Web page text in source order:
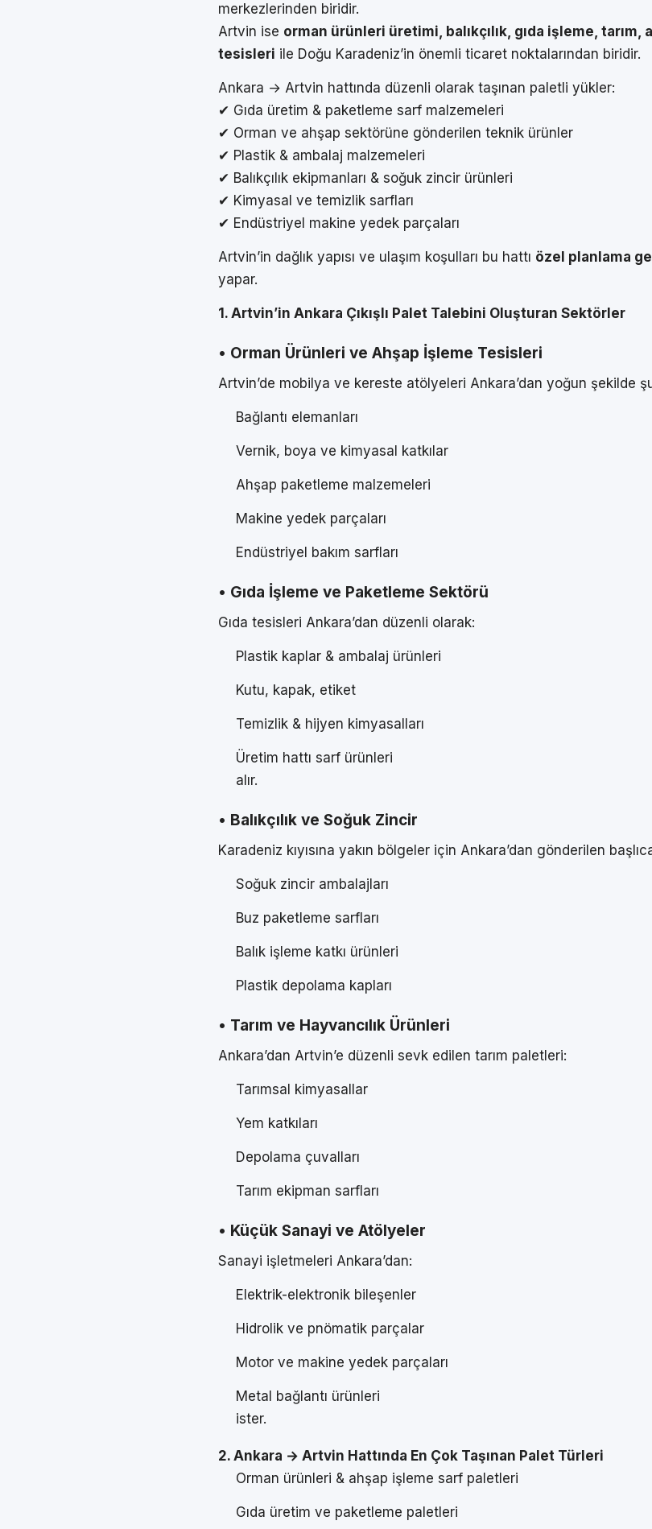
merkezlerinden biridir.
Artvin ise orman ürünleri üretimi, balıkçılık, gıda işleme,
tesisleri ile Doğu Karadeniz’in önemli ticaret noktalarından biridir.
Ankara → Artvin hattında düzenli olarak taşınan paletli yükler:
✔ Gıda üretim & paketleme sarf malzemeleri
✔ Orman ve ahşap sektörüne gönderilen teknik ürünler
✔ Plastik & ambalaj malzemeleri
✔ Balıkçılık ekipmanları & soğuk zincir ürünleri
✔ Kimyasal ve temizlik sarfları
✔ Endüstriyel makine yedek parçaları
Artvin’in dağlık yapısı ve ulaşım koşulları bu hattı özel planlama
yapar.
1. Artvin’in Ankara Çıkışlı Palet Talebini Oluşturan Sektörler
• Orman Ürünleri ve Ahşap İşleme Tesisleri
Artvin’de mobilya ve kereste atölyeleri Ankara’dan yoğun şekilde
Bağlantı elemanları
Vernik, boya ve kimyasal katkılar
Ahşap paketleme malzemeleri
Makine yedek parçaları
Endüstriyel bakım sarfları
• Gıda İşleme ve Paketleme Sektörü
Gıda tesisleri Ankara’dan düzenli olarak:
Plastik kaplar & ambalaj ürünleri
Kutu, kapak, etiket
Temizlik & hijyen kimyasalları
Üretim hattı sarf ürünleri
alır.
• Balıkçılık ve Soğuk Zincir
Karadeniz kıyısına yakın bölgeler için Ankara’dan gönderilen
Soğuk zincir ambalajları
Buz paketleme sarfları
Balık işleme katkı ürünleri
Plastik depolama kapları
• Tarım ve Hayvancılık Ürünleri
Ankara’dan Artvin’e düzenli sevk edilen tarım paletleri:
Tarımsal kimyasallar
Yem katkıları
Depolama çuvalları
Tarım ekipman sarfları
• Küçük Sanayi ve Atölyeler
Sanayi işletmeleri Ankara’dan:
Elektrik-elektronik bileşenler
Hidrolik ve pnömatik parçalar
Motor ve makine yedek parçaları
Metal bağlantı ürünleri
ister.
2. Ankara → Artvin Hattında En Çok Taşınan Palet Türleri
Orman ürünleri & ahşap işleme sarf paletleri
Gıda üretim ve paketleme paletleri